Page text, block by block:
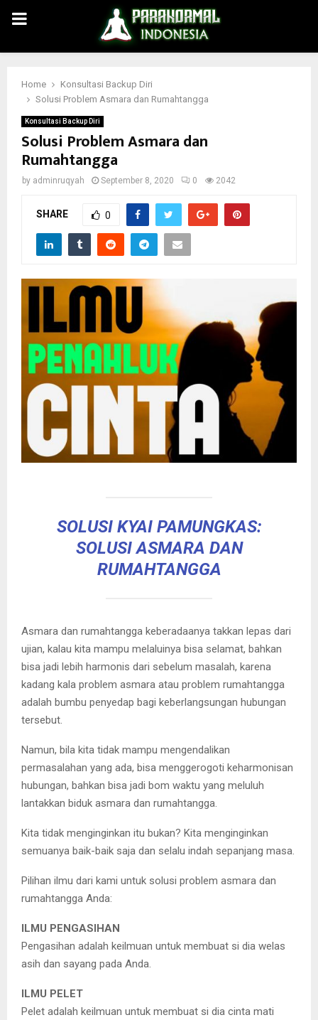
PRIMARY
MENU
Home
Konsultasi Backup Diri
Solusi Problem Asmara dan Rumahtangga
Konsultasi Backup Diri
Solusi Problem Asmara dan
Rumahtangga
by adminruqyah September 8, 2020 0 2042
SHARE 0
SOLUSI KYAI PAMUNGKAS:
SOLUSI ASMARA DAN
RUMAHTANGGA
Asmara dan rumahtangga keberadaanya takkan lepas dari
ujian, kalau kita mampu melaluinya bisa selamat, bahkan
bisa jadi lebih harmonis dari sebelum masalah, karena
kadang kala problem asmara atau problem rumahtangga
adalah bumbu penyedap bagi keberlangsungan hubungan
tersebut.
Namun, bila kita tidak mampu mengendalikan
permasalahan yang ada, bisa menggerogoti keharmonisan
hubungan, bahkan bisa jadi bom waktu yang meluluh
lantakkan biduk asmara dan rumahtangga.
Kita tidak menginginkan itu bukan? Kita menginginkan
semuanya baik-baik saja dan selalu indah sepanjang masa.
Pilihan ilmu dari kami untuk solusi problem asmara dan
rumahtangga Anda:
ILMU PENGASIHAN
Pengasihan adalah keilmuan untuk membuat si dia welas
asih dan sayang pada Anda.
ILMU PELET
Pelet adalah keilmuan untuk membuat si dia cinta mati